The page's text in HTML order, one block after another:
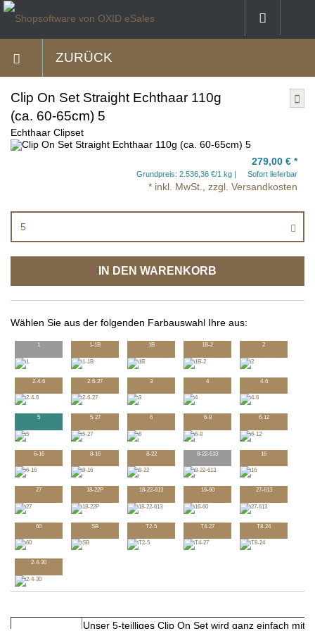
ZURÜCK
Clip On Set Straight Echthaar 110g
(ca. 60-65cm) 5
Echthaar Clipset
279,00 € *
Grundpreis: 2.536,36 €/1 kg Sofort lieferbar
* inkl. MwSt., zzgl. Versandkosten
5
IN DEN WARENKORB
Wählen Sie aus der folgenden Farbauswahl Ihre aus:
1 1-1B 1B 1B-2 2
2-4-6 2-6-27 3 4 4-6
5 5-27 6 6-8 6-12
6-16 8-16 8-22 8-22-613 16
27 18-22P 18-22-613 16-60 27-613
60 SB T2-5 T4-27 T8-24
2-4-30
Unser 5-teilliges Clip On Set wird ganz einfach mit